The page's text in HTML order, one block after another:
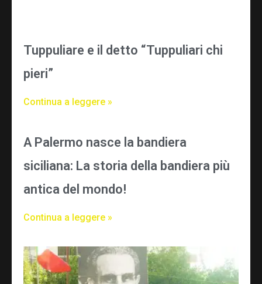
Tuppuliare e il detto “Tuppuliari chi
pieri”
Continua a leggere »
A Palermo nasce la bandiera
siciliana: La storia della bandiera più
antica del mondo!
Continua a leggere »